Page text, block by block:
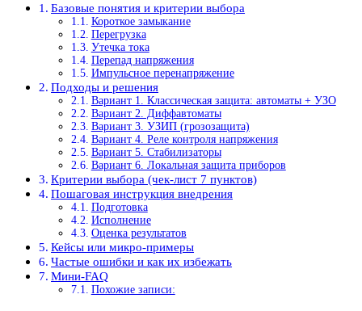
Базовые понятия и критерии выбора
Короткое замыкание
Перегрузка
Утечка тока
Перепад напряжения
Импульсное перенапряжение
Подходы и решения
Вариант 1. Классическая защита: автоматы + УЗО
Вариант 2. Диффавтоматы
Вариант 3. УЗИП (грозозащита)
Вариант 4. Реле контроля напряжения
Вариант 5. Стабилизаторы
Вариант 6. Локальная защита приборов
Критерии выбора (чек-лист 7 пунктов)
Пошаговая инструкция внедрения
Подготовка
Исполнение
Оценка результатов
Кейсы или микро-примеры
Частые ошибки и как их избежать
Мини-FAQ
Похожие записи: